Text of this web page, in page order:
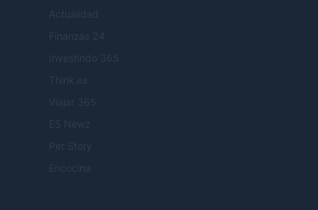
Actualidad
Finanzas 24
Investindo 365
Think.es
Viajar 365
ES Newz
Pet Story
Encocina